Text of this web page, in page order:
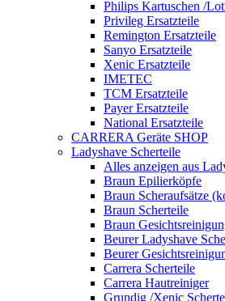
Philips Kartuschen /
Privileg Ersatzteile
Remington Ersatzteile
Sanyo Ersatzteile
Xenic Ersatzteile
IMETEC
TCM Ersatzteile
Payer Ersatzteile
National Ersatzteile
CARRERA Geräte SHOP
Ladyshave Scherteile
Alles anzeigen aus
Braun Epilierköpfe
Braun Scheraufsätze
Braun Scherteile
Braun
Beurer Ladyshave
Beurer
Carrera Scherteile
Carrera Hautreiniger
Grundig /Xenic